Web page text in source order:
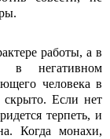
работы, а в
в негативном
человека в
скрыто. Если нет
терпеть, и
Когда монахи,